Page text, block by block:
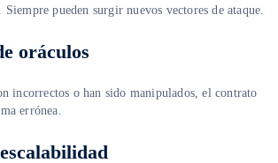
pueden surgir nuevos vectores de ataque.
oráculos
incorrectos o han sido manipulados, el contrato
errónea.